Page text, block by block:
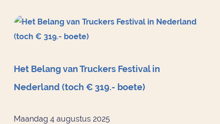
Het Belang van Truckers Festival in
Nederland (toch € 319.- boete)
Maandag 4 augustus 2025